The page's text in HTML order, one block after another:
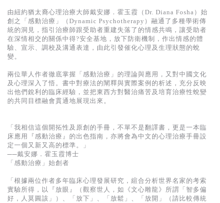
英文二手書
精選英文書
基道 Top 50
由紐約猶太裔心理治療大師戴安娜．霍玉霞（Dr. Diana Fosha）始
創之「感動治療」（Dynamic Psychotherapy）融通了多種學術傳
統的洞見，指引治療師跟受助者重建失落了的情感共鳴，讓受助者
在深情相交的關係中得?安全基地，放下防衛機制，作出情感的體
驗、宣示、調校及溝通表達，由此引發催化心理及生理狀態的蛻
變。
兩位華人作者徹底掌握「感動治療」的理論與應用，又對中國文化
及心理深入了悟。書中對療法的闡釋與實際案例的析述，充分反映
出他們銳利的臨床經驗，並把東西方對醫治痛苦及培育治療性蛻變
的共同目標融會貫通地展現出來。
「我相信這個開拓性及原創的手冊，不單不是翻譯書，更是一本臨
床應用『感動治療』的出色指南，亦將會為中文的心理治療手冊設
定一個又新又高的標準。」
──戴安娜．霍玉霞博士
「感動治療」始創者
「根據兩位作者多年臨床心理發展研究，縇合分析世界名家的考索
實驗所得，以『放眼』（觀察世人，如《文心雕龍》所謂「智多偏
好，人莫圓該」）、「放下」、「放鬆」、「放開」（請比較傳統